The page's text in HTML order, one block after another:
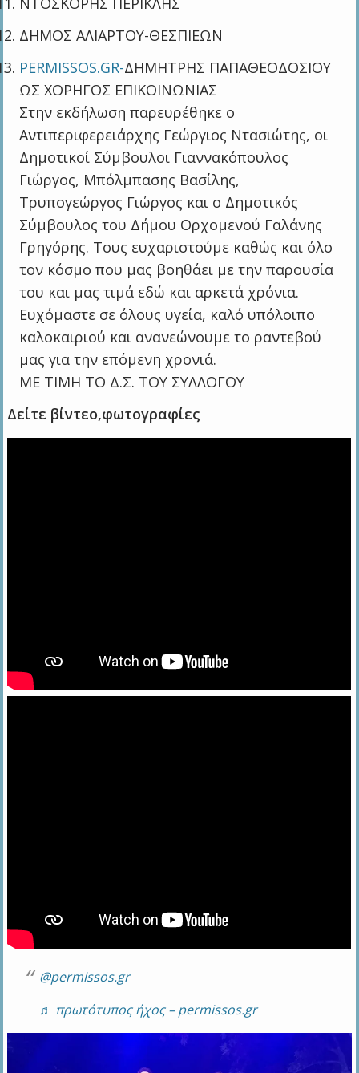
ΔΗΜΟΣ ΑΛΙΑΡΤΟΥ-ΘΕΣΠΙΕΩΝ
PERMISSOS.GR-ΔΗΜΗΤΡΗΣ ΠΑΠΑΘΕΟΔΟΣΙΟΥ
ΩΣ ΧΟΡΗΓΟΣ ΕΠΙΚΟΙΝΩΝΙΑΣ
Στην εκδήλωση παρευρέθηκε ο
Αντιπεριφερειάρχης Γεώργιος Ντασιώτης, οι
Δημοτικοί Σύμβουλοι Γιαννακόπουλος
Γιώργος, Μπόλμπασης Βασίλης,
Τρυπογεώργος Γιώργος και ο Δημοτικός
Σύμβουλος του Δήμου Ορχομενού Γαλάνης
Γρηγόρης. Τους ευχαριστούμε καθώς και όλο
τον κόσμο που μας βοηθάει με την παρουσία
του και μας τιμά εδώ και αρκετά χρόνια.
Ευχόμαστε σε όλους υγεία, καλό υπόλοιπο
καλοκαιριού και ανανεώνουμε το ραντεβού
μας για την επόμενη χρονιά.
ΜΕ ΤΙΜΗ ΤΟ Δ.Σ. ΤΟΥ ΣΥΛΛΟΓΟΥ
Δείτε βίντεο,φωτογραφίες
@permissos.gr
♬ πρωτότυπος ήχος – permissos.gr